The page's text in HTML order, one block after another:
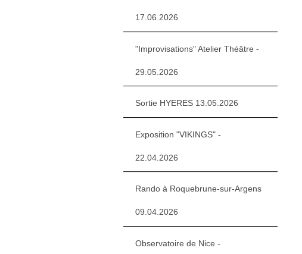
17.06.2026
"Improvisations" Atelier Théâtre -
29.05.2026
Sortie HYERES 13.05.2026
Exposition "VIKINGS" -
22.04.2026
Rando à Roquebrune-sur-Argens
09.04.2026
Observatoire de Nice -